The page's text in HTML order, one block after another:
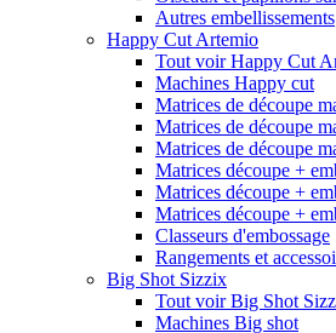
Autres embellissements
Happy Cut Artemio
Tout voir Happy Cut
Machines Happy cut
Matrices de découpe
Matrices de découpe
Matrices de découpe
Matrices découpe +
Matrices découpe +
Matrices découpe +
Classeurs d'embossage
Rangements et
Big Shot Sizzix
Tout voir Big Shot
Machines Big shot